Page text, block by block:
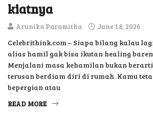
kiatnya
Arunika Paramitha June 18, 2026
Celebrithink.com – Siapa bilang kalau
alias hamil gak bisa ikutan healing
Menjalani masa kehamilan bukan
terusan berdiam diri di rumah. Kamu
bepergian atau
READ MORE